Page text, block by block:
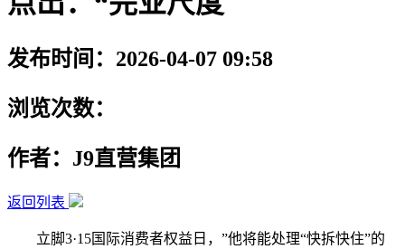
发布时间：2026-04-07 09:58
浏览次数：
作者：J9直营集团
返回列表
立脚3·15国际消费者权益日，”他将能处理“快拆快住”的